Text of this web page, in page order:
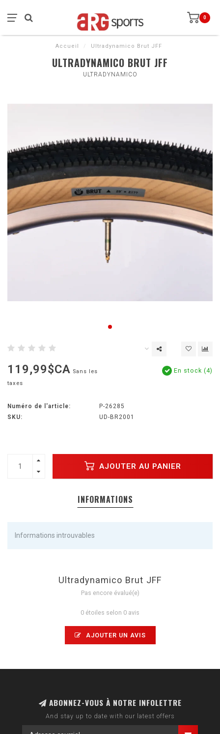
0
Accueil / Ultradynamico Brut JFF
ULTRADYNAMICO BRUT JFF
ULTRADYNAMICO
119,99$CA Sans les
taxes
En stock (4)
Numéro de l'article:
P-26285
SKU:
UD-BR2001
AJOUTER AU PANIER
INFORMATIONS
Informations introuvables
Ultradynamico Brut JFF
Pas encore évalué(e)
0 étoiles selon 0 avis
AJOUTER UN AVIS
ABONNEZ-VOUS À NOTRE INFOLETTRE
And stay up to date with our latest offers